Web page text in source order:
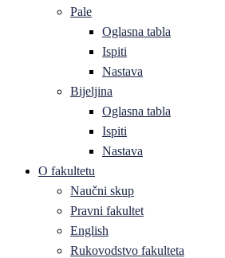
Pale
Oglasna tabla
Ispiti
Nastava
Bijeljina
Oglasna tabla
Ispiti
Nastava
O fakultetu
Naučni skup
Pravni fakultet
English
Rukovodstvo fakulteta